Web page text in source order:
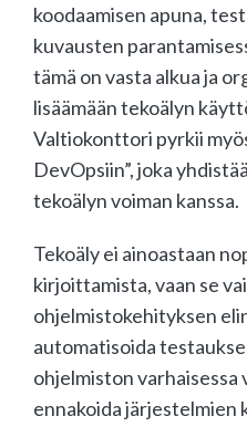
koodaamisen apuna,
kuvausten
tämä on vasta alkua ja
lisäämään tekoälyn
Valtiokonttori pyrkii
DevOpsiin”, joka
tekoälyn voiman kanssa.
Tekoäly ei ainoastaan
kirjoittamista, vaan se
ohjelmistokehityksen
automatisoida
ohjelmiston varhaisessa
ennakoida